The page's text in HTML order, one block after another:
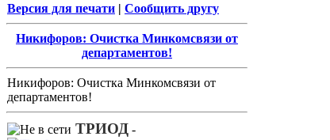
Версия для печати | Сообщить другу
Никифоров: Очистка Минкомсвязи от
департаментов!
Никифоров: Очистка Минкомсвязи от
департаментов!
ТРИОД -